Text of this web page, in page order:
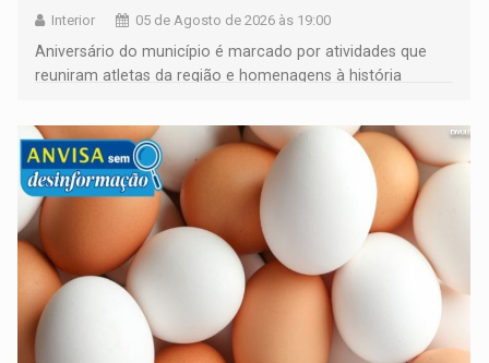
Interior 05 de Agosto de 2026 às 19:00
Aniversário do município é marcado por atividades que
reuniram atletas da região e homenagens à história